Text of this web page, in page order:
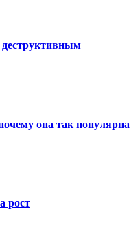
она так популярна
рост